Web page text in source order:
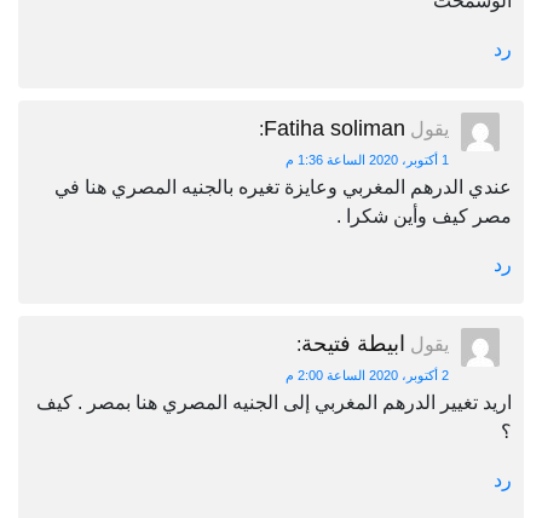
رد
يقول Fatiha soliman
:
1 أكتوبر، 2020 الساعة 1:36 م
عندي الدرهم المغربي وعايزة تغيره بالجنيه المصري هنا في
مصر كيف وأين شكرا .
رد
يقول ابيطة فتيحة:
2 أكتوبر، 2020 الساعة 2:00 م
اريد تغيير الدرهم المغربي إلى الجنيه المصري هنا بمصر . كيف
؟
رد